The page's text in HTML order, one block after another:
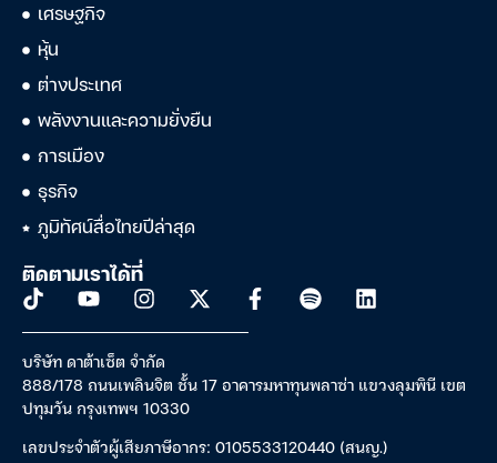
เศรษฐกิจ
หุ้น
ต่างประเทศ
พลังงานและความยั่งยืน
การเมือง
ธุรกิจ
ภูมิทัศน์สื่อไทยปีล่าสุด
ติดตามเราได้ที่
บริษัท ดาต้าเซ็ต จำกัด
888/178 ถนนเพลินจิต ชั้น 17 อาคารมหาทุนพลาซ่า แขวงลุมพินี เขต
ปทุมวัน กรุงเทพฯ 10330
เลขประจำตัวผู้เสียภาษีอากร: 0105533120440 (สนญ.)